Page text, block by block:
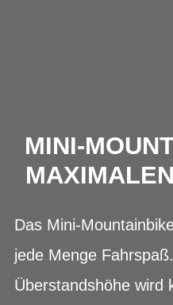
MINI-
Das Mini-
jede Menge
Überstandshöhe wird